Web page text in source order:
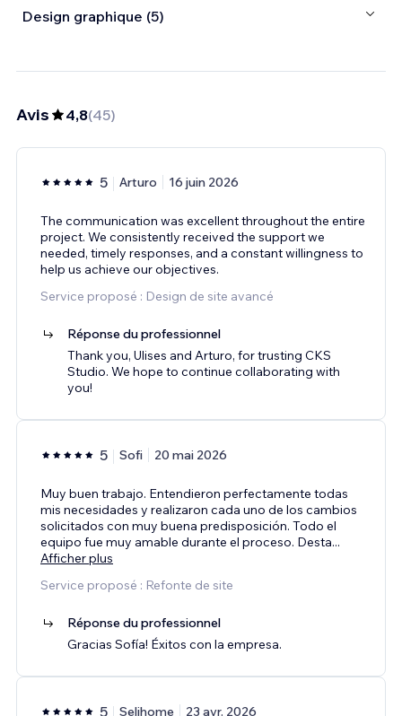
Design graphique (5)
Avis 4,8(45)
5 Arturo 16 juin 2026
The communication was excellent throughout the entire
project. We consistently received the support we
needed, timely responses, and a constant willingness to
help us achieve our objectives.
Service proposé : Design de site avancé
Réponse du professionnel
Thank you, Ulises and Arturo, for trusting CKS
Studio. We hope to continue collaborating with
you!
5 Sofi 20 mai 2026
Muy buen trabajo. Entendieron perfectamente todas
mis necesidades y realizaron cada uno de los cambios
solicitados con muy buena predisposición. Todo el
equipo fue muy amable durante el proceso. Desta...
Afficher plus
Service proposé : Refonte de site
Réponse du professionnel
Gracias Sofía! Éxitos con la empresa.
5 Selihome 23 avr. 2026